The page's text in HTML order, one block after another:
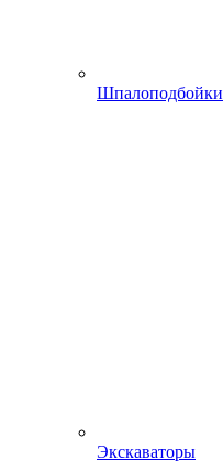
Шпалоподбойки
Экскаваторы